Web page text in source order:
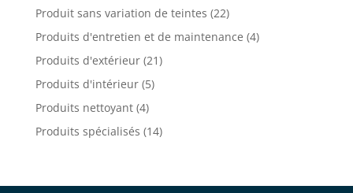
Produit sans variation de teintes (22)
Produits d'entretien et de maintenance (4)
Produits d'extérieur (21)
Produits d'intérieur (5)
Produits nettoyant (4)
Produits spécialisés (14)